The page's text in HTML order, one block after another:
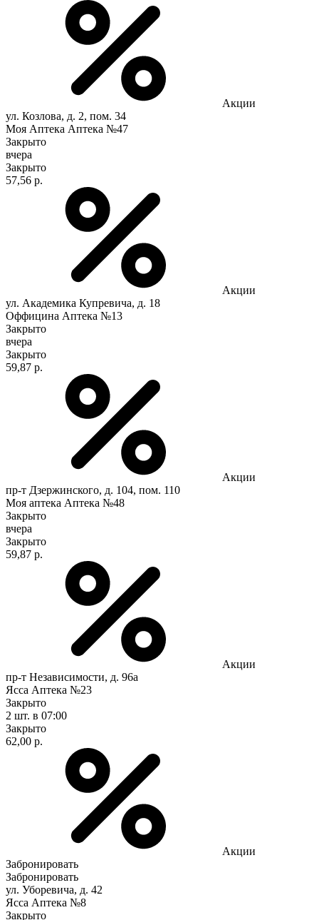
Акции
ул. Козлова, д. 2, пом. 34
Моя Аптека Аптека №47
Закрыто
вчера
Закрыто
57,56 р.
Акции
ул. Академика Купревича, д. 18
Оффицина Аптека №13
Закрыто
вчера
Закрыто
59,87 р.
Акции
пр-т Дзержинского, д. 104, пом. 110
Моя аптека Аптека №48
Закрыто
вчера
Закрыто
59,87 р.
Акции
пр-т Независимости, д. 96а
Ясса Аптека №23
Закрыто
2 шт. в 07:00
Закрыто
62,00 р.
Акции
Забронировать
Забронировать
ул. Уборевича, д. 42
Ясса Аптека №8
Закрыто